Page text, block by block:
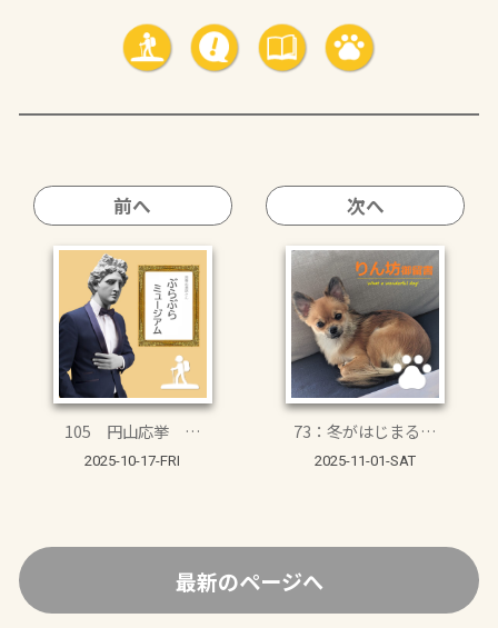
前へ
105 円山応挙 …
2025-10-17-FRI
次へ
73：冬がはじまる…
2025-11-01-SAT
最新のページへ